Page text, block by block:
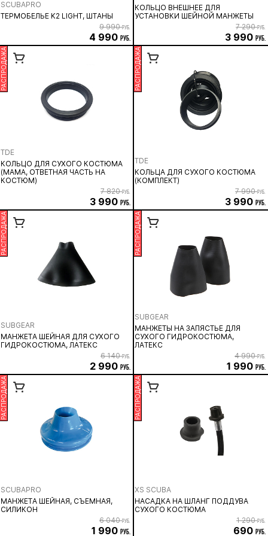
SCUBAPRO
ТЕРМОБЕЛЬЕ K2 LIGHT, ШТАНЫ
9 990руб.
4 990 руб.
КОЛЬЦО ВНЕШНЕЕ ДЛЯ
УСТАНОВКИ ШЕЙНОЙ МАНЖЕТЫ
7 290руб.
3 990 руб.
РАСПРОДАЖА
TDE
КОЛЬЦО ДЛЯ СУХОГО КОСТЮМА
(МАМА, ОТВЕТНАЯ ЧАСТЬ НА
КОСТЮМ)
7 820руб.
3 990 руб.
РАСПРОДАЖА
TDE
КОЛЬЦА ДЛЯ СУХОГО КОСТЮМА
(КОМПЛЕКТ)
7 990руб.
3 990 руб.
РАСПРОДАЖА
SUBGEAR
МАНЖЕТА ШЕЙНАЯ ДЛЯ СУХОГО
ГИДРОКОСТЮМА, ЛАТЕКС
6 140руб.
2 990 руб.
РАСПРОДАЖА
SUBGEAR
МАНЖЕТЫ НА ЗАПЯСТЬЕ ДЛЯ
СУХОГО ГИДРОКОСТЮМА,
ЛАТЕКС
4 990руб.
1 990 руб.
РАСПРОДАЖА
SCUBAPRO
МАНЖЕТА ШЕЙНАЯ, СЪЕМНАЯ,
СИЛИКОН
6 040руб.
1 990 руб.
РАСПРОДАЖА
XS SCUBA
НАСАДКА НА ШЛАНГ ПОДДУВА
СУХОГО КОСТЮМА
1 290руб.
690 руб.